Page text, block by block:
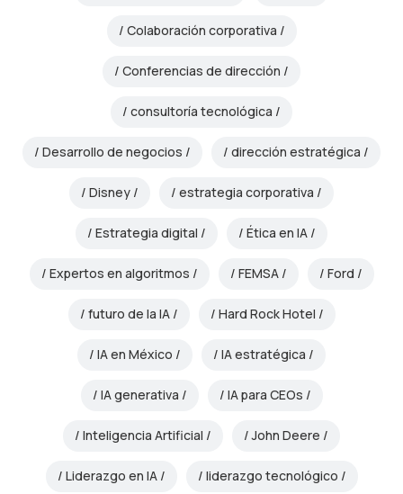
Colaboración corporativa
Conferencias de dirección
consultoría tecnológica
Desarrollo de negocios dirección estratégica
Disney estrategia corporativa
Estrategia digital Ética en IA
Expertos en algoritmos FEMSA Ford
futuro de la IA Hard Rock Hotel
IA en México IA estratégica
IA generativa IA para CEOs
Inteligencia Artificial John Deere
Liderazgo en IA liderazgo tecnológico